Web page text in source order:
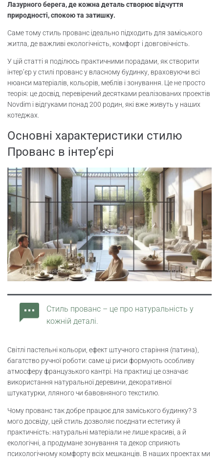
Колірна гамма прованс у пастельних
Прованс в оформленні кімнат,
індивідуальний підхід
Прованс інтер’єр вітальні
Прованс інтер’єр спальні: комфорт і
ергономіка
Стиль Прованс для кухні – краса і
функціональність
Ванна кімната в стилі Прованс: безпека
та натуральність
Прованс інтер’єр дитячої кімнати: світло
і безпека
Прованс в оформлении прихожей:
простір і легкість
Прованс в інтер’єрі, стиль комфорту та
краси
Лазурного берега, де кожна деталь створює відчуття
природності, спокою та затишку.
Саме тому стиль прованс ідеально підходить для заміського
житла, де важливі екологічність, комфорт і довговічність.
У цій статті я поділюсь практичними порадами, як створити
інтер’єр у стилі прованс у власному будинку, враховуючи всі
нюанси матеріалів, кольорів, меблів і зонування. Це не просто
теорія: це досвід, перевірений десятками реалізованих проектів
Novdim і відгуками понад 200 родин, які вже живуть у наших
котеджах.
Основні характеристики стилю
Прованс в інтер’єрі
Стиль прованс – це про натуральність у
кожній деталі.
Світлі пастельні кольори, ефект штучного старіння (патина),
багатство ручної роботи: саме ці риси формують особливу
атмосферу французького кантрі. На практиці це означає
використання натуральної деревини, декоративної
штукатурки, лляного чи бавовняного текстилю.
Чому прованс так добре працює для заміського будинку? З
мого досвіду, цей стиль дозволяє поєднати естетику й
практичність: натуральні матеріали не лише красиві, а й
екологічні, а продумане зонування та декор сприяють
психологічному комфорту всіх мешканців. В наших проектах ми